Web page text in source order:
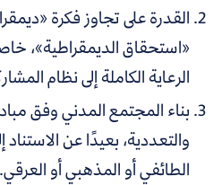
القدرة على تجاوز فكرة
«استحقاق الديمقراطية»،
الرعاية الكاملة إلى نظام
بناء المجتمع المدني وفق
والتعددية، بعيدًا عن الاستناد
الطائفي أو المذهبي أو العرقي.